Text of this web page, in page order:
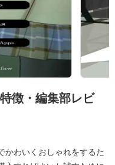
徴・編集部レビ
かわいくおしゃれをするた